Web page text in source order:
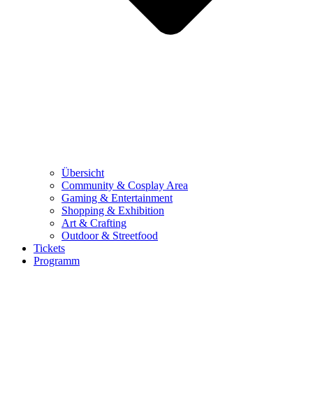
Übersicht
Community & Cosplay Area
Gaming & Entertainment
Shopping & Exhibition
Art & Crafting
Outdoor & Streetfood
Tickets
Programm